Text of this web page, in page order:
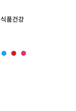
식품건강